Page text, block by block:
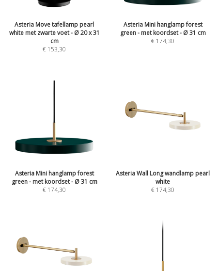
Asteria Move tafellamp pearl
white met zwarte voet - Ø 20 x 31
cm
€ 153,30
Asteria Mini hanglamp forest
green - met koordset - Ø 31 cm
€ 174,30
Asteria Mini hanglamp forest
green - met koordset - Ø 31 cm
€ 174,30
Asteria Wall Long wandlamp pearl
white
€ 174,30